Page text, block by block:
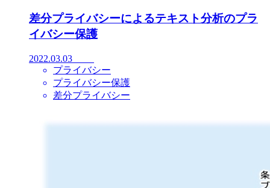
差分プライバシーによるテキスト分析のプラ
イバシー保護
2022.03.03
プライバシー
プライバシー保護
差分プライバシー